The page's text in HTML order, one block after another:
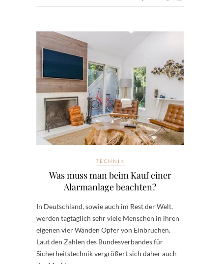
TECHNIK
Was muss man beim Kauf einer
Alarmanlage beachten?
In Deutschland, sowie auch im Rest der Welt,
werden tagtäglich sehr viele Menschen in ihren
eigenen vier Wänden Opfer von Einbrüchen.
Laut den Zahlen des Bundesverbandes für
Sicherheitstechnik vergrößert sich daher auch